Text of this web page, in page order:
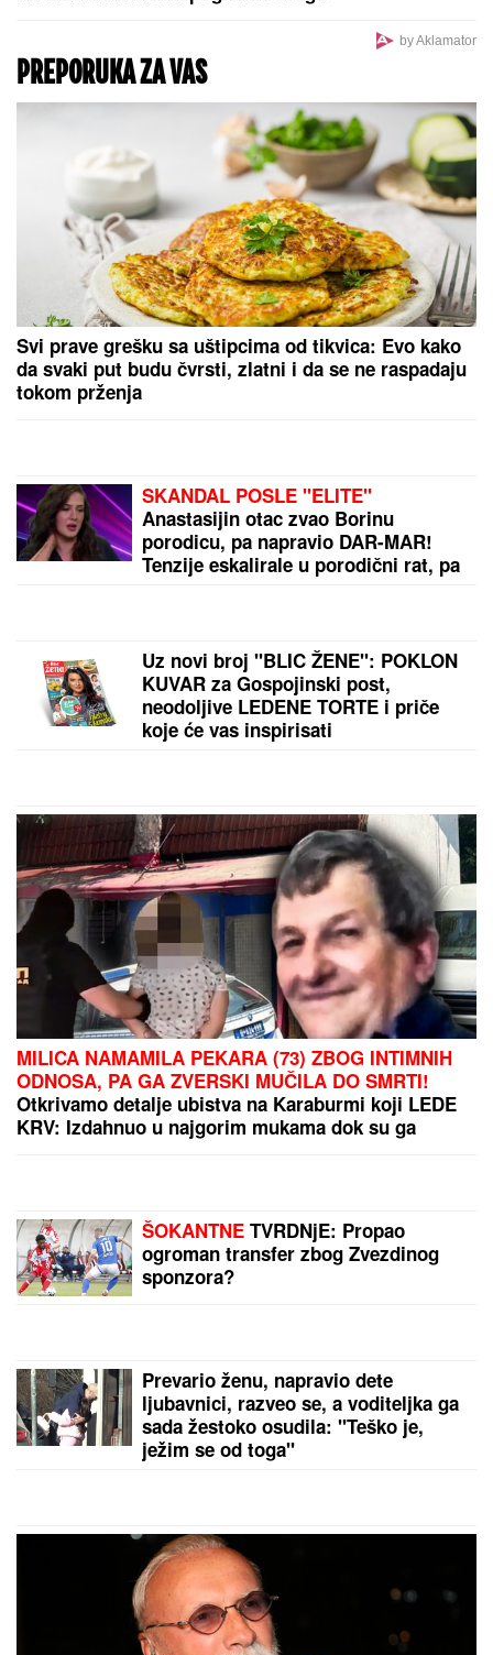
Dečak se rodio 133 dana pre termina sa svega 285
grama: Lekari mu davali ŠANSE RAVNE NULI!
Danas ima dve godine i ide u vrtić, a da je došao na
svet DAN RANIJE, sudbina bi imala mnogo lošiji
''Ne volim sponzoruše'' Milan o Staniji Dobrojević,
evo šta kaže o ženidbi sa pobedicom Elite 9
"SKUPLJAM APETIT OKOLO, A JEDEM KOD KUĆE"
Našem pevaču žena oprostila sve afere: "Ne mogu
da kažem da nisam pogledao drugu"
PREPORUKA ZA VAS
Svi prave grešku sa uštipcima od tikvica: Evo kako
da svaki put budu čvrsti, zlatni i da se ne raspadaju
tokom prženja
SKANDAL POSLE "ELITE"
Anastasijin otac zvao Borinu
porodicu, pa napravio DAR-MAR!
Uz novi broj "BLIC ŽENE": POKLON
KUVAR za Gospojinski post,
neodoljive LEDENE TORTE i priče
koje će vas inspirisati